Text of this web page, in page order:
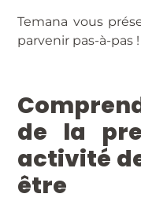
Temana vous
parvenir pas-à-pas !
de la
activité
être